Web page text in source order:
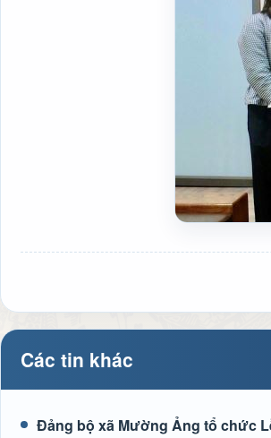
Các tin khác
Đảng bộ xã Mường Ảng tổ chức